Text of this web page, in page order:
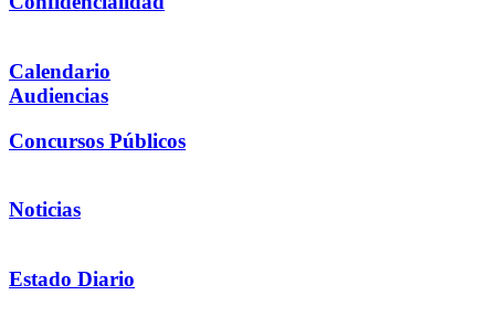
Calendario
Audiencias
Concursos Públicos
Noticias
Estado Diario